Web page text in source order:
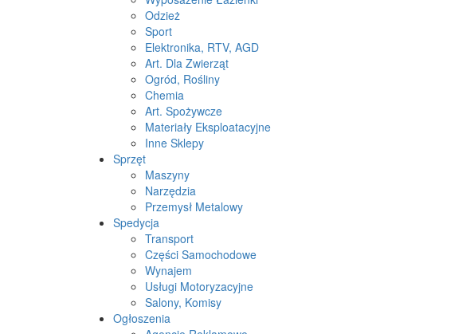
Odzież
Sport
Elektronika, RTV, AGD
Art. Dla Zwierząt
Ogród, Rośliny
Chemia
Art. Spożywcze
Materiały Eksploatacyjne
Inne Sklepy
Sprzęt
Maszyny
Narzędzia
Przemysł Metalowy
Spedycja
Transport
Części Samochodowe
Wynajem
Usługi Motoryzacyjne
Salony, Komisy
Ogłoszenia